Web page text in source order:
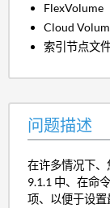
FlexVolume
Cloud
索引节点文
问题描述
在许多情况下
9.1.1 中、在命
项、以便于设置